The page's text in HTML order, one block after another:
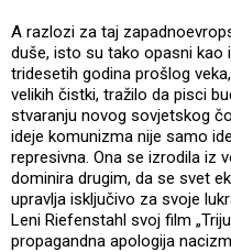
A razlozi za taj
duše, isto su tako opasni kao
tridesetih godina prošlog
velikih čistki, tražilo da pisci
stvaranju novog sovjetskog
ideje komunizma nije samo
represivna. Ona se izrodila iz
dominira drugim, da se svet
upravlja isključivo za svoje
Leni Riefenstahl svoj film
propagandna apologija